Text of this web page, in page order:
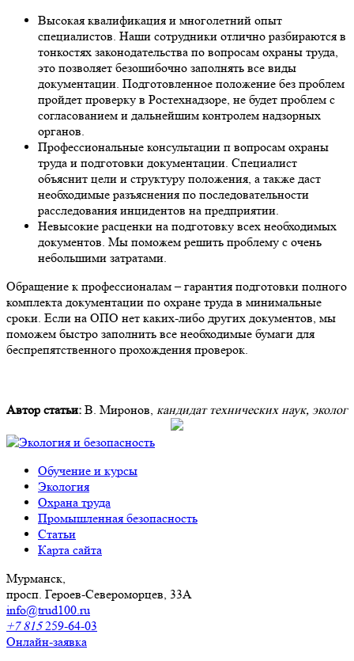
Высокая квалификация и многолетний опыт
специалистов. Наши сотрудники отлично разбираются в
тонкостях законодательства по вопросам охраны труда,
это позволяет безошибочно заполнять все виды
документации. Подготовленное положение без проблем
пройдет проверку в Ростехнадзоре, не будет проблем с
согласованием и дальнейшим контролем надзорных
органов.
Профессиональные консультации п вопросам охраны
труда и подготовки документации. Специалист
объяснит цели и структуру положения, а также даст
необходимые разъяснения по последовательности
расследования инцидентов на предприятии.
Невысокие расценки на подготовку всех необходимых
документов. Мы поможем решить проблему с очень
небольшими затратами.
Обращение к профессионалам – гарантия подготовки полного
комплекта документации по охране труда в минимальные
сроки. Если на ОПО нет каких-либо других документов, мы
поможем быстро заполнить все необходимые бумаги для
беспрепятственного прохождения проверок.
Автор статьи: В. Миронов, кандидат технических наук, эколог
Обучение и курсы
Экология
Охрана труда
Промышленная безопасность
Cтатьи
Карта сайта
Мурманск,
просп. Героев-Североморцев, 33А
info@trud100.ru
+7 815259-64-03
Онлайн-заявка